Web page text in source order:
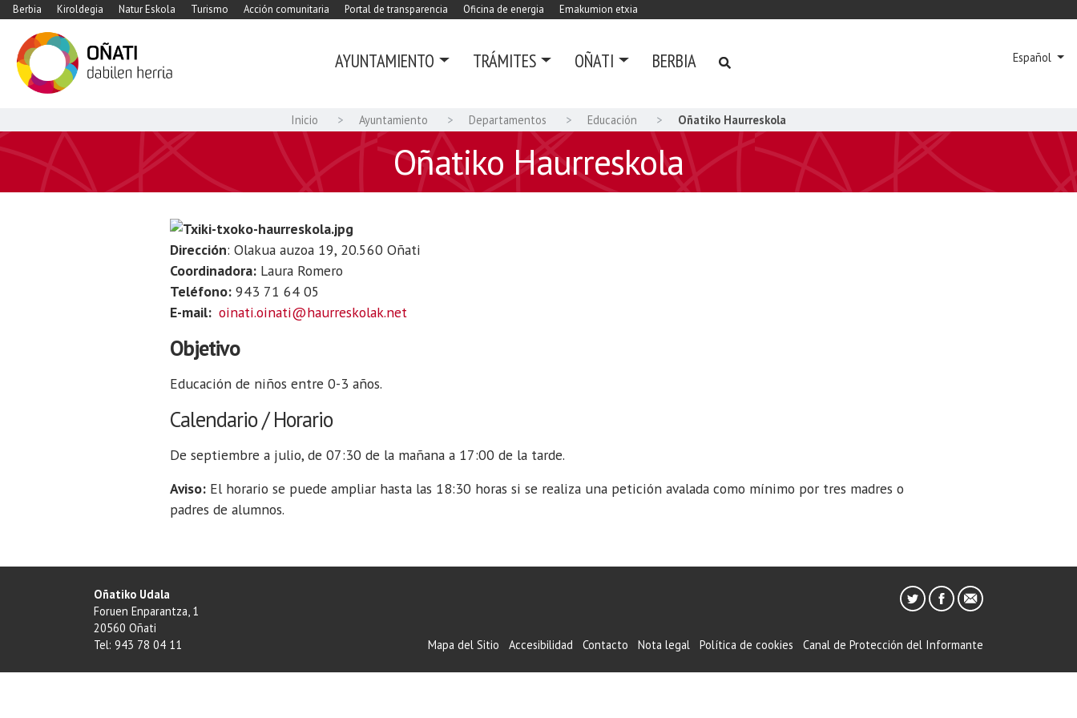
Berbia Kiroldegia Natur Eskola Turismo Acción comunitaria Portal de transparencia Oficina de energia Emakumion etxia
AYUNTAMIENTO TRÁMITES OÑATI BERBIA Español
Inicio Ayuntamiento Departamentos Educación Oñatiko Haurreskola
Oñatiko Haurreskola
Dirección: Olakua auzoa 19, 20.560 Oñati
Coordinadora:Laura Romero
Teléfono:943 71 64 05
E-mail: oinati.oinati@haurreskolak.net
Objetivo
Educación de niños entre 0-3 años.
Calendario / Horario
De septiembre a julio, de 07:30 de la mañana a 17:00 de la tarde.
Aviso:El horario se puede ampliar hasta las 18:30 horas si se realiza una petición avalada como mínimo por tres madres o
padres de alumnos.
Oñatiko Udala
Foruen Enparantza, 1
20560 Oñati
Tel: 943 78 04 11
Mapa del Sitio Accesibilidad Contacto Nota legal Política de cookies Canal de Protección del Informante